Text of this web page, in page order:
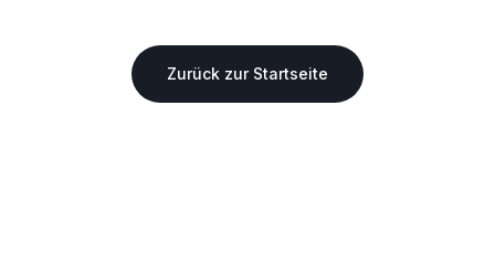
Zurück zur Startseite